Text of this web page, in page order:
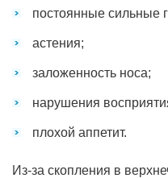
постоянные сильные
астения;
заложенность носа;
нарушения
плохой аппетит.
Из-за скопления в